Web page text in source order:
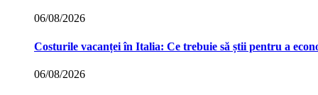
06/08/2026
Costurile vacanței în Italia: Ce trebuie să știi pentru a
06/08/2026